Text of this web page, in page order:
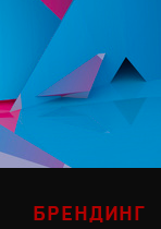
БРЕНДИНГ